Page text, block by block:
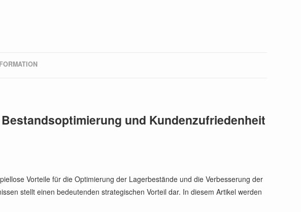
und Kundenzufriedenheit
Vorteile für die Optimierung der Lagerbestände und die Verbesserung der
stellt einen bedeutenden strategischen Vorteil dar. In diesem Artikel werden